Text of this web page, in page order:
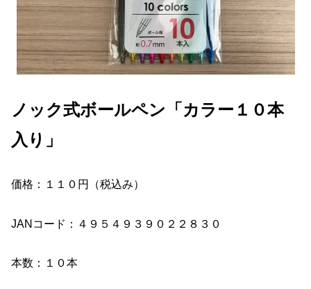
ノック式ボールペン「カラー１０本
入り」
価格：１１０円（税込み）
JANコード：４９５４９３９０２２８３０
本数：１０本